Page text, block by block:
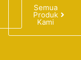
Semua
Produk
Kami